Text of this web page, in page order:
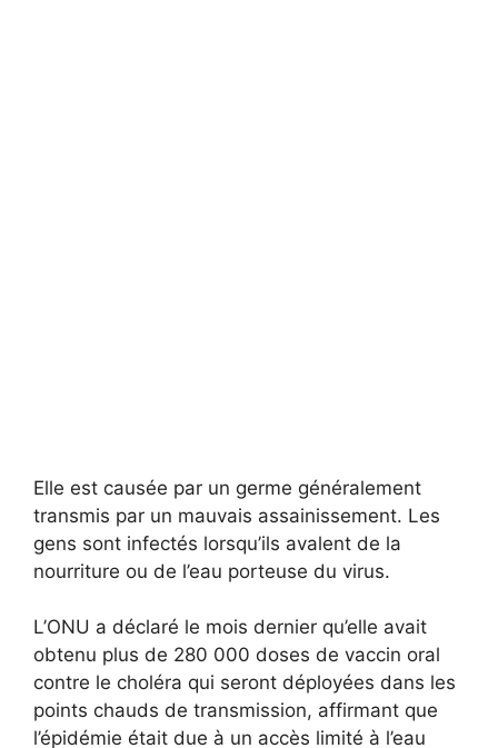
Elle est causée par un germe généralement
transmis par un mauvais assainissement. Les
gens sont infectés lorsqu’ils avalent de la
nourriture ou de l’eau porteuse du virus.
L’ONU a déclaré le mois dernier qu’elle avait
obtenu plus de 280 000 doses de vaccin oral
contre le choléra qui seront déployées dans les
points chauds de transmission, affirmant que
l’épidémie était due à un accès limité à l’eau